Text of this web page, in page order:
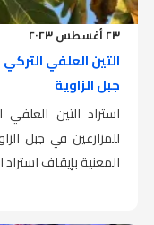
٢٣ أغسطس ٢٠٢٣
التين العلفي
جبل الزاوية
استراد التين
للمزارعين في جبل
المعنية بإيقاف استراد